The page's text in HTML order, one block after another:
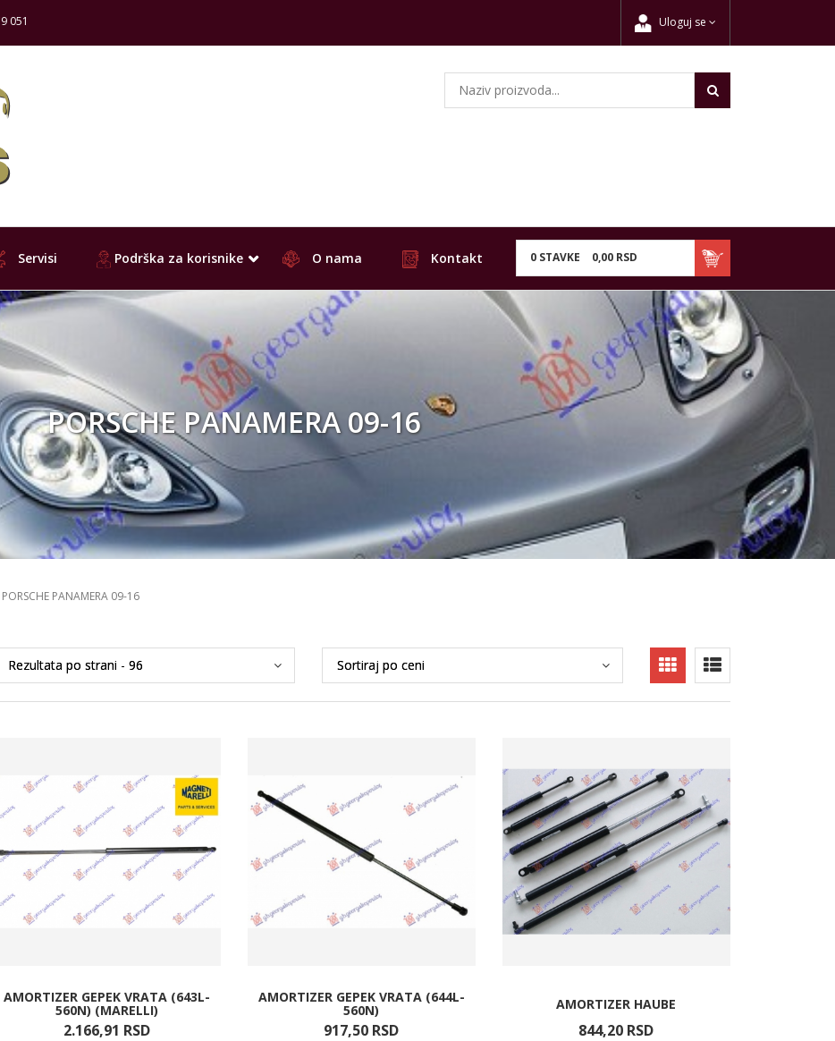
051 Uloguj se
0 STAVKE 0,00 RSD
Servisi Podrška za korisnike O nama Kontakt
PORSCHE PANAMERA 09-16
PORSCHE PANAMERA 09-16
AMORTIZER GEPEK VRATA (643L-
560N) (MARELLI)
2.166,91 RSD
AMORTIZER GEPEK VRATA (644L-
560N)
917,50 RSD
AMORTIZER HAUBE
844,20 RSD